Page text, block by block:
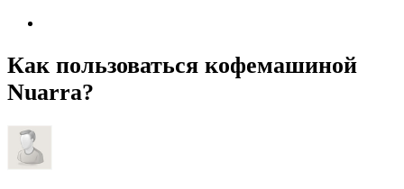
Как пользоваться кофемашиной
Nuarra?